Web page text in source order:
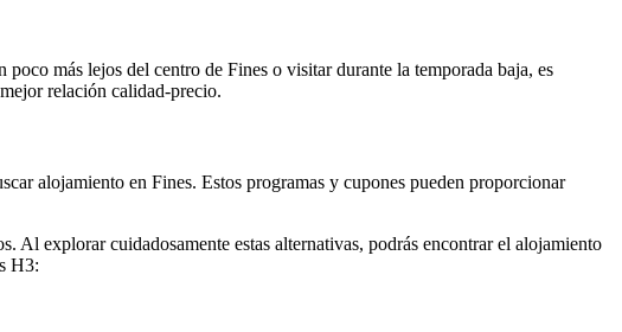
más lejos del centro de Fines o visitar durante la temporada baja, es
relación calidad-precio.
alojamiento en Fines. Estos programas y cupones pueden proporcionar
Al explorar cuidadosamente estas alternativas, podrás encontrar el alojamiento
H3: